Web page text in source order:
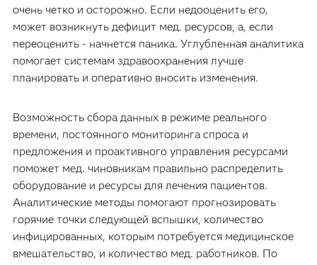
очень четко и осторожно. Если недооценить его,
может возникнуть дефицит мед. ресурсов, а, если
переоценить - начнется паника. Углубленная аналитика
помогает системам здравоохранения лучше
планировать и оперативно вносить изменения.
Возможность сбора данных в режиме реального
времени, постоянного мониторинга спроса и
предложения и проактивного управления ресурсами
поможет мед. чиновникам правильно распределить
оборудование и ресурсы для лечения пациентов.
Аналитические методы помогают прогнозировать
горячие точки следующей вспышки, количество
инфицированных, которым потребуется медицинское
вмешательство, и количество мед. работников. По